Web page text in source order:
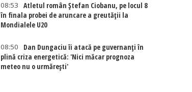
08:53
Atletul român Ștefan Ciobanu, pe locul 8
în finala probei de aruncare a greutății la
Mondialele U20
08:50
Dan Dungaciu îi atacă pe guvernanți în
plină criza energetică: 'Nici măcar prognoza
meteo nu o urmărești'